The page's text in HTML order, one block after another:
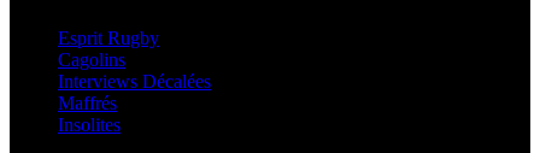
Esprit Rugby
Cagolins
Interviews Décalées
Maffrés
Insolites